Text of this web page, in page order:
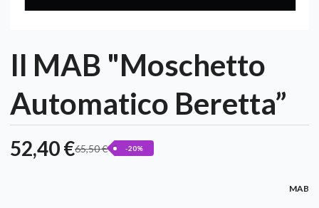
Il MAB "Moschetto
Automatico Beretta”
52,40 €65,50 € -20%
MAB